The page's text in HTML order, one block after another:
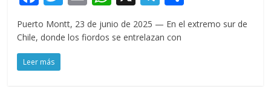
ac
e
b
o
w
itt
m
ai
h
at
el
e
o
m
Puerto Montt, 23 de junio de 2025 — En el extremo sur de
Chile, donde los fiordos se entrelazan con
Leer más